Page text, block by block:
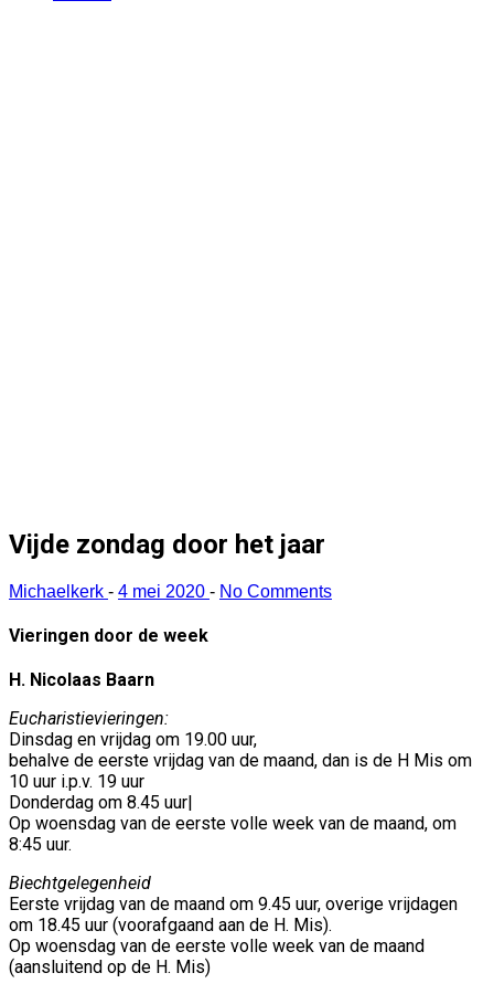
Vijde zondag door het jaar
Michaelkerk - 4 mei 2020 - No Comments
Vieringen door de week
H. Nicolaas Baarn
Eucharistievieringen:
Dinsdag en vrijdag om 19.00 uur,
behalve de eerste vrijdag van de maand, dan is de H Mis om
10 uur i.p.v. 19 uur
Donderdag om 8.45 uur|
Op woensdag van de eerste volle week van de maand, om
8:45 uur.
Biechtgelegenheid
Eerste vrijdag van de maand om 9.45 uur, overige vrijdagen
om 18.45 uur (voorafgaand aan de H. Mis).
Op woensdag van de eerste volle week van de maand
(aansluitend op de H. Mis)